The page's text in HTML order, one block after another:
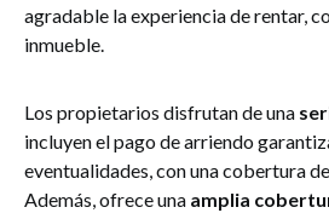
agradable la experiencia de rentar,
inmueble.
Los propietarios disfrutan de una
incluyen el pago de arriendo
eventualidades, con una cobertura
Además, ofrece una amplia